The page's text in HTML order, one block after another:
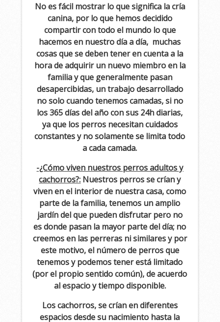
No es fácil mostrar lo que significa la cría
canina, por lo que hemos decidido
compartir con todo el mundo lo que
hacemos en nuestro día a día, muchas
cosas que se deben tener en cuenta a la
hora de adquirir un nuevo miembro en la
familia y que generalmente pasan
desapercibidas, un trabajo desarrollado
no solo cuando tenemos camadas, si no
los 365 días del año con sus 24h diarias,
ya que los perros necesitan cuidados
constantes y no solamente se limita todo
a cada camada.
-¿Cómo viven nuestros perros adultos y
cachorros?: Nuestros perros se crían y
viven en el interior de nuestra casa, como
parte de la familia, tenemos un amplio
jardín del que pueden disfrutar pero no
es donde pasan la mayor parte del día; no
creemos en las perreras ni similares y por
este motivo, el número de perros que
tenemos y podemos tener está limitado
(por el propio sentido común), de acuerdo
al espacio y tiempo disponible.
Los cachorros, se crían en diferentes
espacios desde su nacimiento hasta la